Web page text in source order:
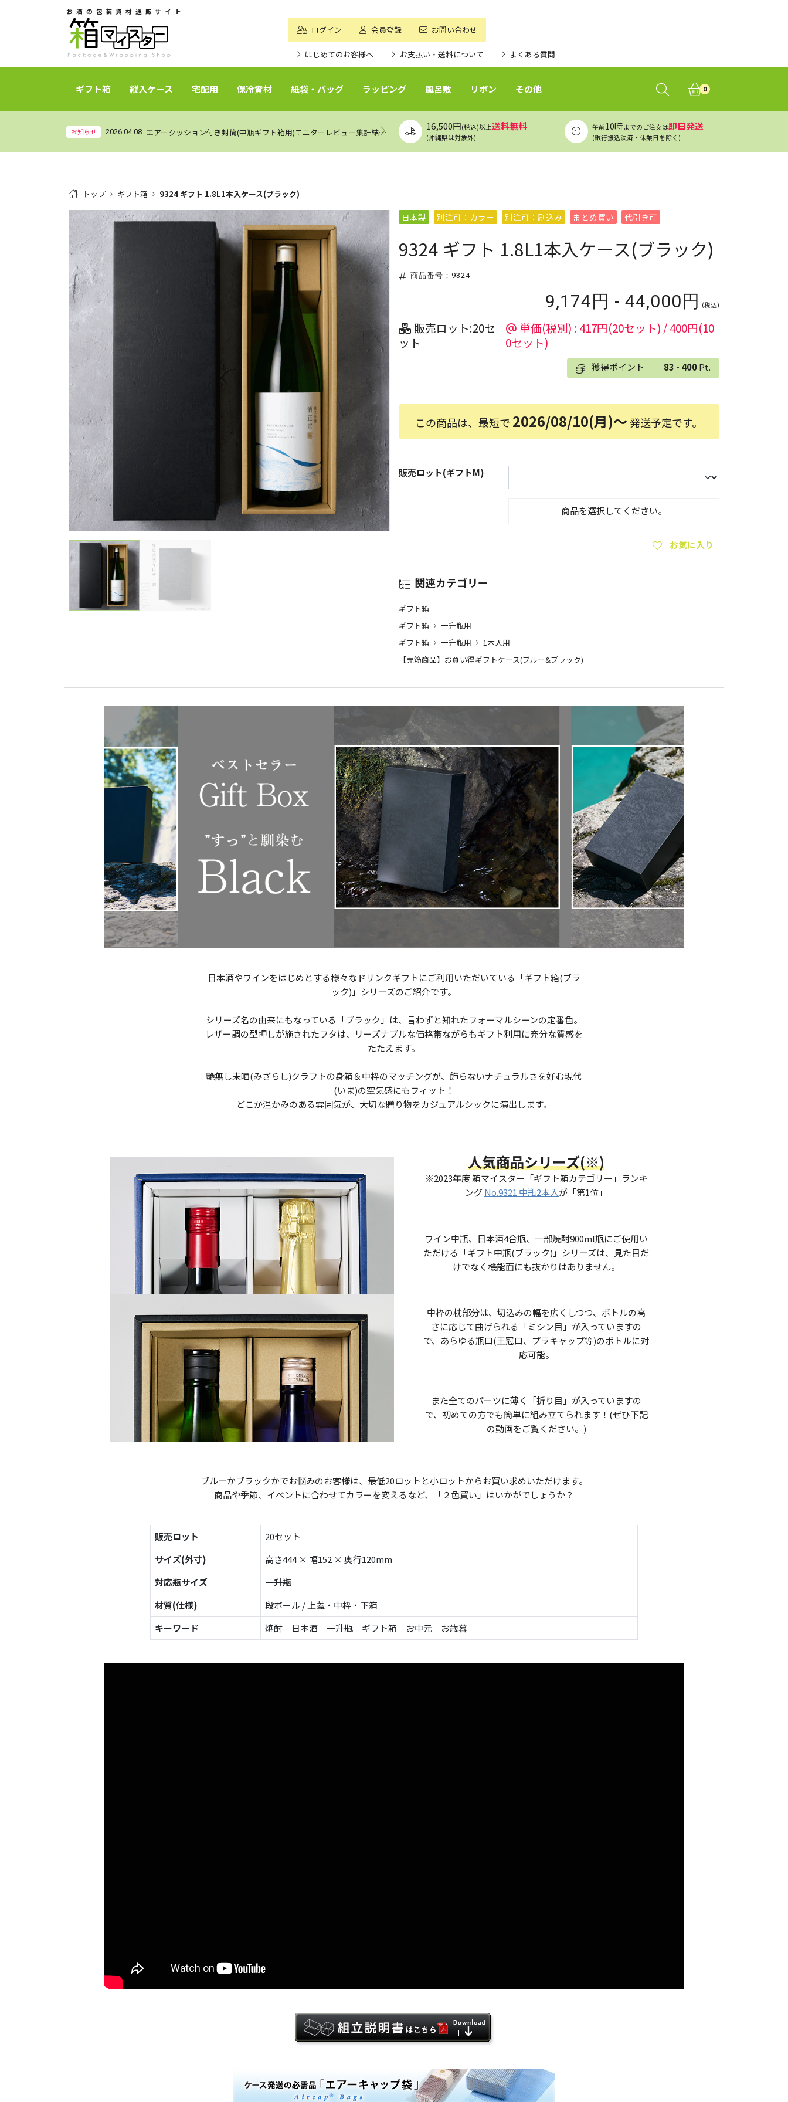
お酒の包装資材通販サイト
ログイン 会員登録 お問い合わせ
はじめてのお客様へ お支払い・送料について よくある質問
ギフト箱 縦入ケース 宅配用 保冷資材 紙袋・バッグ ラッピング 風呂敷 リボン その他 0
お知らせ 2026.04.08 エアークッション付き封筒(中瓶ギフト箱用)モニターレビュー集計結果（まとめ） 16,500円(税込)以上送料無料
(沖縄県は対象外)
午前10時 までのご注文は即日発送
(銀行振込決済・休業日を除く)
トップ ギフト箱 9324 ギフト 1.8L1本入ケース(ブラック)
日本製 別注可：カラー 別注可：刷込み まとめ買い 代引き可
9324 ギフト 1.8L1本入ケース(ブラック)
商品番号：9324
9,174円 - 44,000円 (税込)
販売ロット:20セ
ット
単価(税別) : 417円(20セット) / 400円(10
0セット)
獲得ポイント 83 - 400Pt.
この商品は、最短で 2026/08/10(月)～発送予定です。
販売ロット(ギフトM)
商品を選択してください。
お気に入り
関連カテゴリー
ギフト箱
ギフト箱
一升瓶用
ギフト箱
一升瓶用
1本入用
【売筋商品】お買い得ギフトケース(ブルー&ブラック)
日本酒やワインをはじめとする様々なドリンクギフトにご利用いただいている「ギフト箱(ブラ
ック)」シリーズのご紹介です。
シリーズ名の由来にもなっている「ブラック」は、言わずと知れたフォーマルシーンの定番色。
レザー調の型押しが施されたフタは、リーズナブルな価格帯ながらもギフト利用に充分な質感を
たたえます。
艶無し未晒(みざらし)クラフトの身箱＆中枠のマッチングが、飾らないナチュラルさを好む現代
(いま)の空気感にもフィット！
どこか温かみのある雰囲気が、大切な贈り物をカジュアルシックに演出します。
人気商品シリーズ(※)
※2023年度 箱マイスター「ギフト箱カテゴリー」ランキ
ングNo.9321 中瓶2本入が「第1位」
ワイン中瓶、日本酒4合瓶、一部焼酎900ml瓶にご使用い
ただける「ギフト中瓶(ブラック)」シリーズは、見た目だ
けでなく機能面にも抜かりはありません。
｜
中枠の枕部分は、切込みの幅を広くしつつ、ボトルの高
さに応じて曲げられる「ミシン目」が入っていますの
で、あらゆる瓶口(王冠口、プラキャップ等)のボトルに対
応可能。
｜
また全てのパーツに薄く「折り目」が入っていますの
で、初めての方でも簡単に組み立てられます！(ぜひ下記
の動画をご覧ください。)
ブルーかブラックかでお悩みのお客様は、最低20ロットと小ロットからお買い求めいただけます。
商品や季節、イベントに合わせてカラーを変えるなど、「２色買い」はいかがでしょうか？
販売ロット
20セット
サイズ(外寸)
高さ444 × 幅152 × 奥行120mm
対応瓶サイズ
一升瓶
材質(仕様)
段ボール / 上蓋・中枠・下箱
キーワード
焼酎 日本酒 一升瓶 ギフト箱 お中元 お歳暮